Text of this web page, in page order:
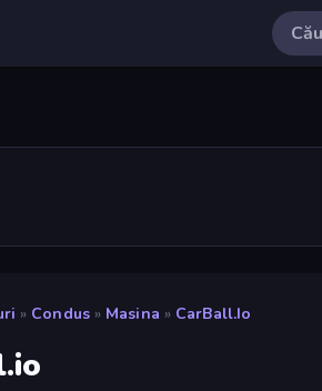
» Condus » Masina » CarBall.io